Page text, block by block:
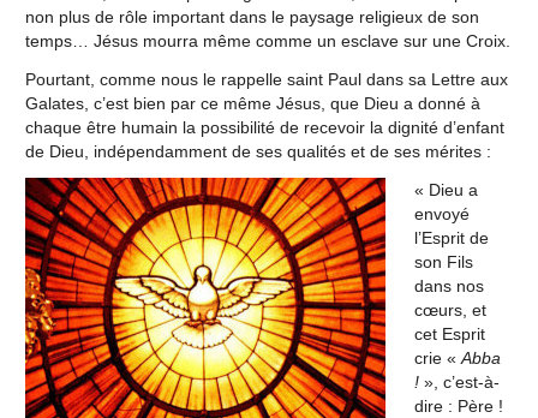
non plus de rôle important dans le paysage religieux de son
temps… Jésus mourra même comme un esclave sur une Croix.
Pourtant, comme nous le rappelle saint Paul dans sa Lettre aux
Galates, c’est bien par ce même Jésus, que Dieu a donné à
chaque être humain la possibilité de recevoir la dignité d’enfant
de Dieu, indépendamment de ses qualités et de ses mérites :
« Dieu a
envoyé
l’Esprit de
son Fils
dans nos
cœurs, et
cet Esprit
crie « Abba
!», c’est-à-
dire : Père !